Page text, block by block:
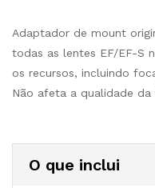
Adaptador de mount
todas as lentes EF/EF-S
os recursos, incluindo
Não afeta a qualidade da
O que inclui